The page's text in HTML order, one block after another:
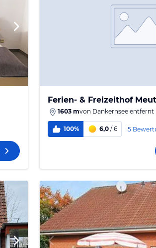
Ferien- & Freizeithof
1603 mvon Dankernsee entfernt
100% 6,0 / 6 5